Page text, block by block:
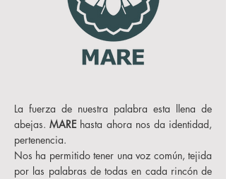
La fuerza de nuestra palabra esta llena de
abejas.MARE hasta ahora nos da identidad,
pertenencia.
Nos ha permitido tener una voz común, tejida
por las palabras de todas en cada rincón de